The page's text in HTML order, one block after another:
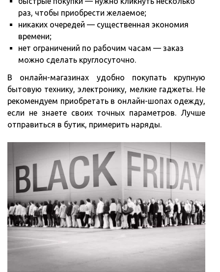
раз, чтобы приобрести желаемое;
никаких очередей — существенная экономия
времени;
нет ограничений по рабочим часам — заказ
можно сделать круглосуточно.
В онлайн-магазинах удобно покупать крупную
бытовую технику, электронику, мелкие гаджеты. Не
рекомендуем приобретать в онлайн-шопах одежду,
если не знаете своих точных параметров. Лучше
отправиться в бутик, примерить наряды.